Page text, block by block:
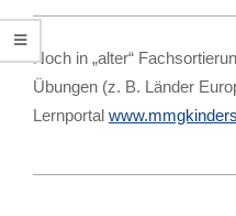
Noch in „alter“
Übungen (z. B. Länder
Lernportal